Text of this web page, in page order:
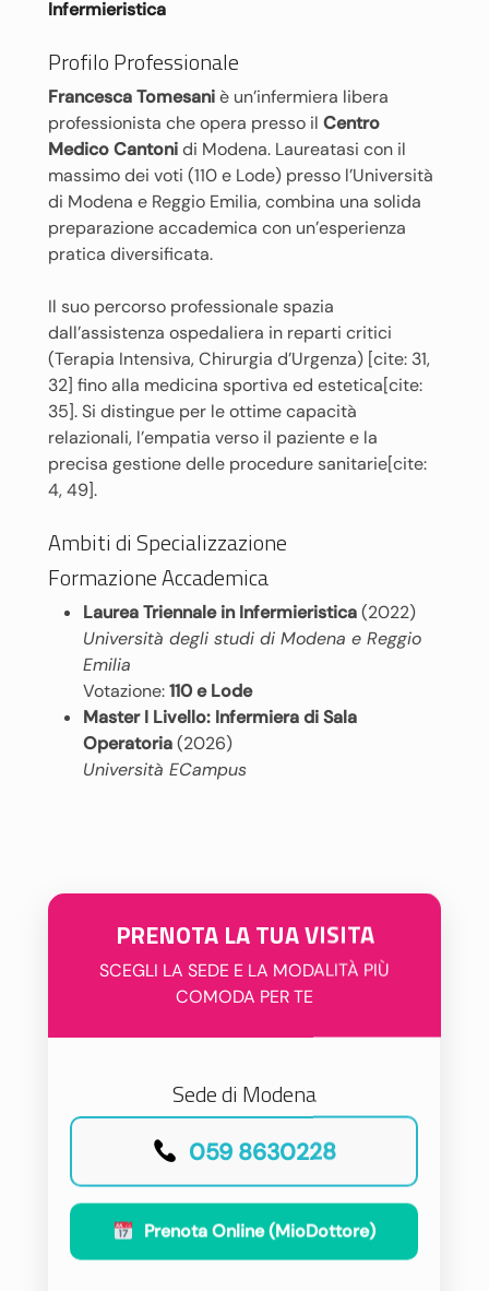
Infermieristica
Profilo Professionale
Francesca Tomesaniè un’infermiera libera
professionista che opera presso il Centro
Medico Cantonidi Modena. Laureatasi con il
massimo dei voti (110 e Lode) presso l’Università
di Modena e Reggio Emilia, combina una solida
preparazione accademica con un’esperienza
pratica diversificata.
Il suo percorso professionale spazia
dall’assistenza ospedaliera in reparti critici
(Terapia Intensiva, Chirurgia d’Urgenza) [cite: 31,
32] fino alla medicina sportiva ed estetica[cite:
35]. Si distingue per le ottime capacità
relazionali, l’empatia verso il paziente e la
precisa gestione delle procedure sanitarie[cite:
4, 49].
Ambiti di Specializzazione
Formazione Accademica
Laurea Triennale in Infermieristica(2022)
Università degli studi di Modena e Reggio
Emilia
Votazione:110 e Lode
Master I Livello: Infermiera di Sala
Operatoria(2026)
Università ECampus
PRENOTA LA TUA VISITA
SCEGLI LA SEDE E LA MODALITÀ PIÙ
COMODA PER TE
Sede di Modena
059 8630228
Prenota Online (MioDottore)